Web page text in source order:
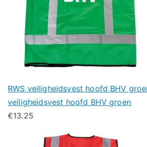
RWS veiligheidsvest hoofd BHV
veiligheidsvest hoofd BHV groen
€13.25